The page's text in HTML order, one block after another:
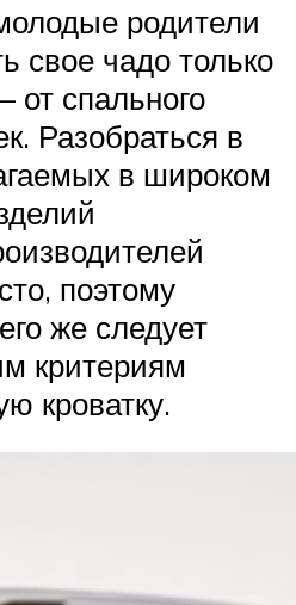
родители
свое чадо только
спального
Разобраться в
в широком
поэтому
же следует
критериям
кроватку.